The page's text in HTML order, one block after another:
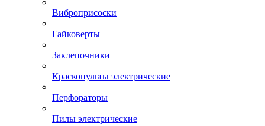
Виброприсоски
Гайковерты
Заклепочники
Краскопульты электрические
Перфораторы
Пилы электрические